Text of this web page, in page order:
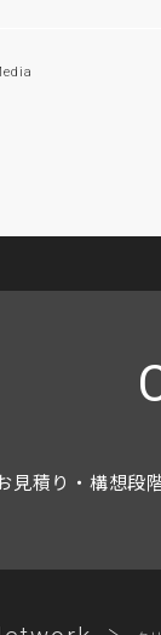
見積り・構想段